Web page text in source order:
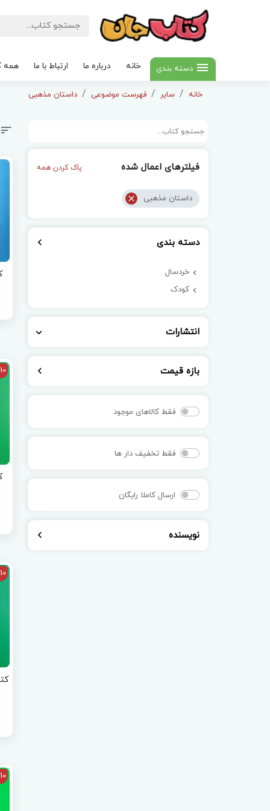
دسته بندی خانه درباره ما ارتباط با ما همه
خانه سایر فهرست موضوعی داستان مذهبی
فیلترهای اعمال شده پاک کردن همه
داستان مذهبی
دسته بندی
خردسال
کودک
انتشارات
بازه قیمت
فقط کالاهای موجود
فقط تخفیف دار ها
ارسال کاملا رایگان
نویسنده